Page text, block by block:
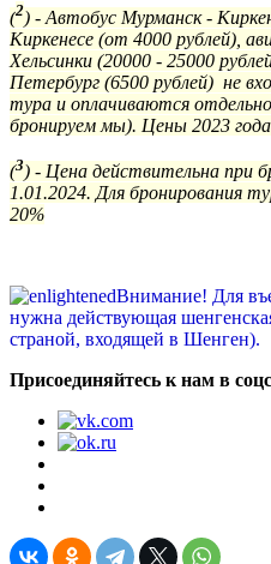
(2) - Автобус Мурманск -
Киркенесе (от 4000 рублей),
Хельсинки (20000 - 25000
Петербург (6500 рублей) не
тура и оплачиваются
бронируем мы). Цены 2023
(3) - Цена действительна при
1.01.2024. Для бронирования
20%
Внимание! Для
нужна действующая
страной, входящей в Шенген).
Присоединяйтесь к нам в